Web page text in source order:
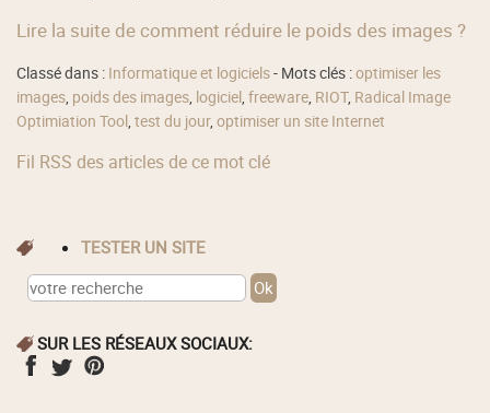
Lire la suite de comment réduire le poids des images ?
Classé dans : Informatique et logiciels- Mots clés :optimiser les
images, poids des images, logiciel ,freeware, RIOT, Radical Image
Optimiation Tool ,test du jour,optimiser un site Internet
Fil RSS des articles de ce mot clé
TESTER UN SITE
SUR LES RÉSEAUX SOCIAUX: